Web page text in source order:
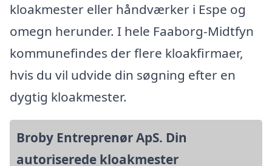
kloakmester eller håndværker i Espe og
omegn herunder. I hele Faaborg-Midtfyn
kommunefindes der flere kloakfirmaer,
hvis du vil udvide din søgning efter en
dygtig kloakmester.
Broby Entreprenør ApS. Din
autoriserede kloakmester